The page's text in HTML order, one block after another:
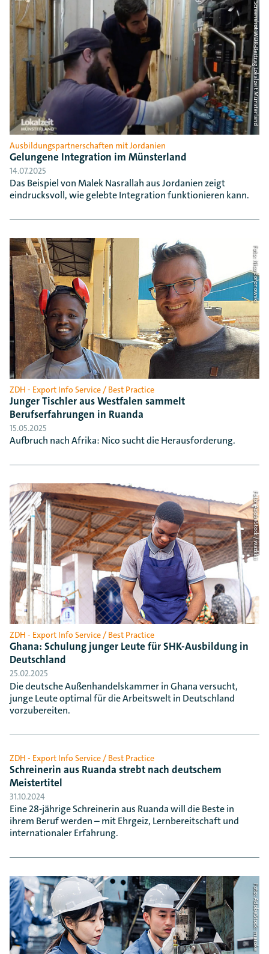
Screenshot WDR-Beitrag Lokalzeit Münsterland
Ausbildungspartnerschaften mit Jordanien
Gelungene Integration im Münsterland
14.07.2025
Das Beispiel von Malek Nasrallah aus Jordanien zeigt
eindrucksvoll, wie gelebte Integration funktionieren kann.
Foto: Nico Boronowski
ZDH - Export Info Service / Best Practice
Junger Tischler aus Westfalen sammelt
Berufserfahrungen in Ruanda
15.05.2025
Aufbruch nach Afrika: Nico sucht die Herausforderung.
Foto: AdobeStock / wazkkii
ZDH - Export Info Service / Best Practice
Ghana: Schulung junger Leute für SHK-Ausbildung in
Deutschland
25.02.2025
Die deutsche Außenhandelskammer in Ghana versucht,
junge Leute optimal für die Arbeitswelt in Deutschland
vorzubereiten.
ZDH - Export Info Service / Best Practice
Schreinerin aus Ruanda strebt nach deutschem
Meistertitel
31.10.2024
Eine 28-jährige Schreinerin aus Ruanda will die Beste in
ihrem Beruf werden – mit Ehrgeiz, Lernbereitschaft und
internationaler Erfahrung.
Foto: AdobeStock: maroke